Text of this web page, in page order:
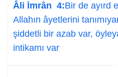
Âli İmrân 4:Bir de ayırd
Allahın âyetlerini
şiddetli bir azab var,
intikamı var